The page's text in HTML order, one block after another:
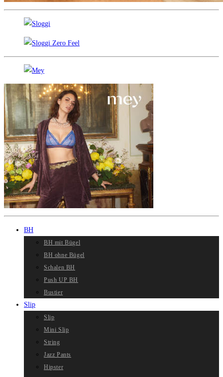
BH
BH mit Bügel
BH ohne Bügel
Schalen BH
Push UP BH
Bustier
Slip
Slip
Mini Slip
String
Jazz Pants
Hipster